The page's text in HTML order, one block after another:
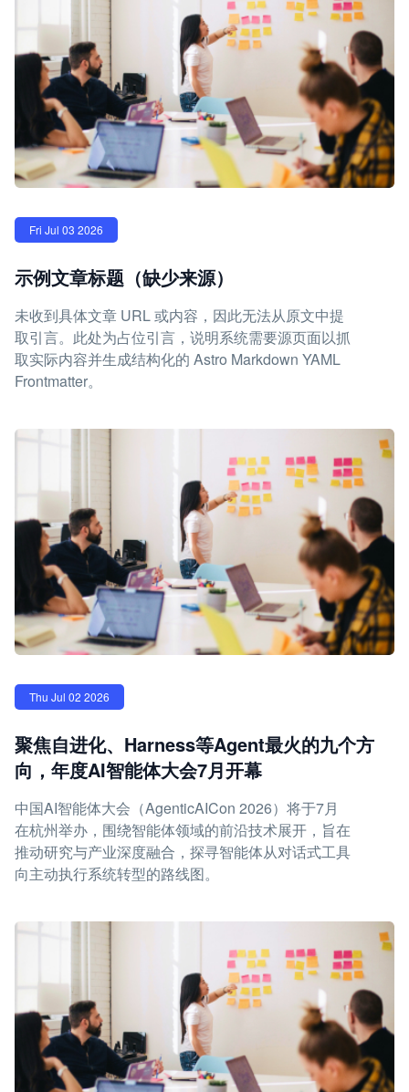
Fri Jul 03 2026
示例文章标题（缺少来源）
未收到具体文章 URL 或内容，因此无法从原文中提
取引言。此处为占位引言，说明系统需要源页面以抓
取实际内容并生成结构化的 Astro Markdown YAML
Frontmatter。
Thu Jul 02 2026
聚焦自进化、Harness等Agent最火的九个方
向，年度AI智能体大会7月开幕
中国AI智能体大会（AgenticAICon 2026）将于7月
在杭州举办，围绕智能体领域的前沿技术展开，旨在
推动研究与产业深度融合，探寻智能体从对话式工具
向主动执行系统转型的路线图。